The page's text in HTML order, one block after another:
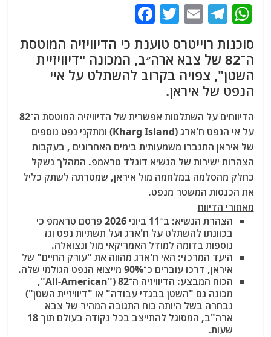
W
at
s
A
p
p
T
e
g
ra
m
E
ai
l
T
itt
er
c
e
o
o
k
סוכנות רוייטרס טוענת כי הדיוויזיה המוטסת
ה־82 של צבא ארה״ב, המכונה "דיוויזיית
השטן", צפויה בקרוב להשתלט על איי
הנפט של איראן.
הדיווחים על השתלטות אפשרית של הדיוויזיה המוטסת ה־82
על אי הנפט ח'ארג (Kharg Island) ומתקני נפט נוספים
של איראן התגברו משמעותית בימים האחרונים , בעקבות
הצהרות ישירות של הנשיא דונלד טראמפ. המהלך נשקל
כחלק מהסלמה במלחמה מול איראן, שמטרתה לשתק כליל
את הכנסות המשטר מנפט.
מאחורי הדיווח
הצהרת הנשיא:
ב־11 ביוני 2026 פרסם טראמפ כי
בכוונתו להשתלט על ח'ארג ועל תשתיות נפט וגז
נוספות בדומה למודל האמריקאי מול ונצואלה.
היעד המרכזי: האי ח'ארג מהווה את "עורק החיים" של
איראן, דרכו עוברים כ־90% מייצוא הנפט הגולמי
שלה.
הכוח המבצע:
הדיוויזיה ה־82 ("All-American",
מכונה גם "השטן בבגדי עבודה" או "דיוויזיית השטן")
נבחרה בשל היותה כוח התגובה המהיר של צבא
ארה"ב, המסוגל להתייצב בכל נקודה בעולם תוך 18
שעות.